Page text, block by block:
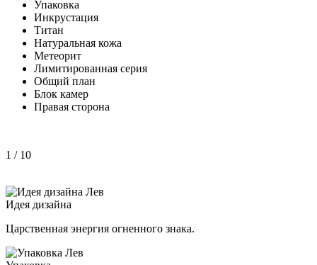
Упаковка
Инкрустация
Титан
Натуральная кожа
Метеорит
Лимитированная серия
Общий план
Блок камер
Правая сторона
1 / 10
Идея дизайна
Царственная энергия огненного знака.